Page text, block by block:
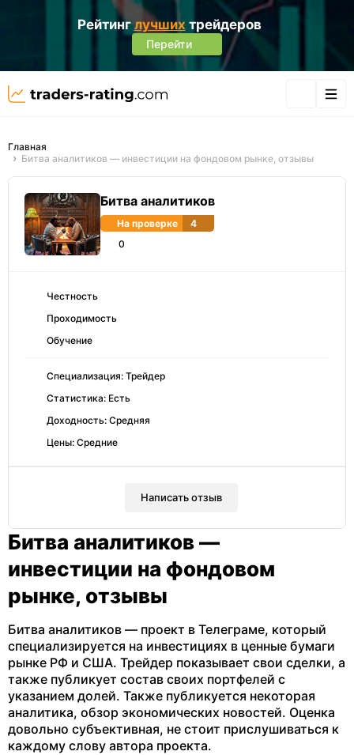
Рейтинглучших трейдеров
Перейти
Главная
Битва аналитиков — инвестиции на фондовом рынке, отзывы
Битва аналитиков
На проверке
4
0
Честность
Проходимость
Обучение
Специализация: Трейдер
Статистика: Есть
Доходность: Средняя
Цены: Средние
Написать отзыв
Битва аналитиков —
инвестиции на фондовом
рынке, отзывы
Битва аналитиков — проект в Телеграме, который
специализируется на инвестициях в ценные бумаги
рынке РФ и США. Трейдер показывает свои сделки, а
также публикует состав своих портфелей с
указанием долей. Также публикуется некоторая
аналитика, обзор экономических новостей. Оценка
довольно субъективная, не стоит прислушиваться к
каждому слову автора проекта.